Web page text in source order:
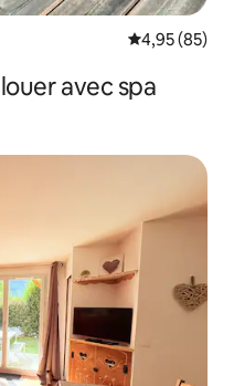
Note
4,95 (85)
avec spa